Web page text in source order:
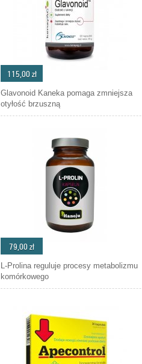
115,00 zł
Glavonoid Kaneka pomaga zmniejsza
otyłość brzuszną
79,00 zł
L-Prolina reguluje procesy metabolizmu
komórkowego